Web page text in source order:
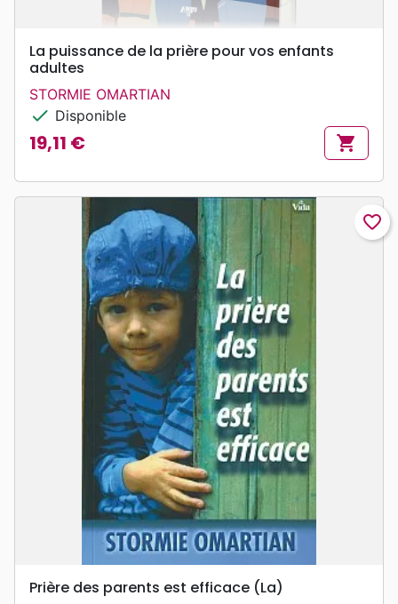
La puissance de la prière pour vos enfants
adultes
STORMIE OMARTIAN
check Disponible
Prix
19,11 € shopping_cart
favorite_border
Prière des parents est efficace (La)